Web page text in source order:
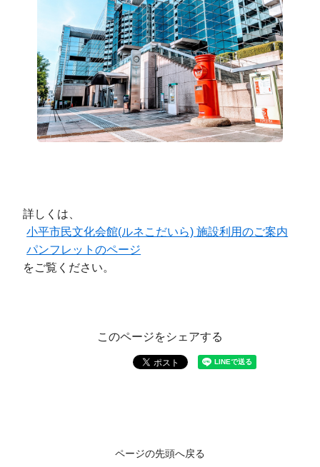
詳しくは、
小平市民文化会館(ルネこだいら) 施設利用のご案内
パンフレットのページ
をご覧ください。
このページをシェアする
ページの先頭へ戻る